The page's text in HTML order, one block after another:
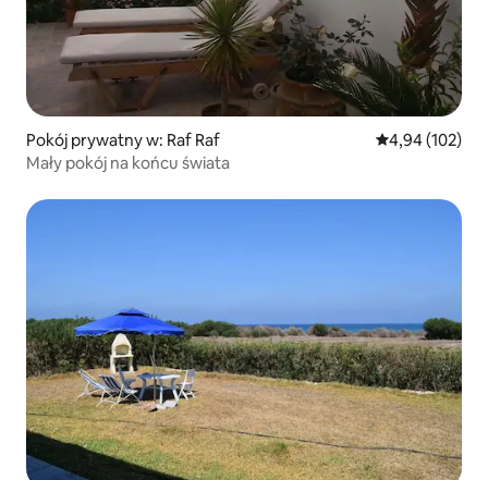
Pokój prywatny w: Raf Raf Średnia
4,94 (102)
Mały pokój na końcu świata